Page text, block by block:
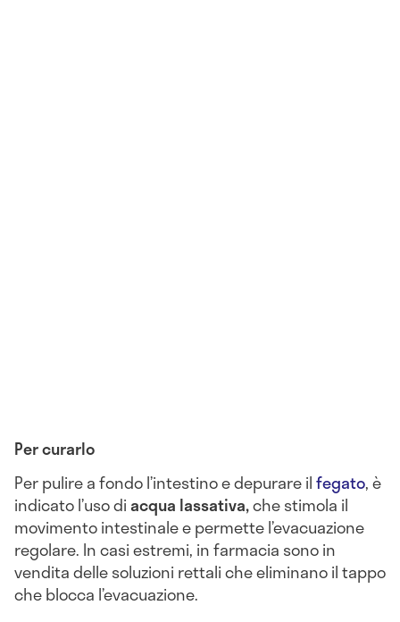
Per curarlo
Per pulire a fondo l’intestino e depurare ilfegato, è
indicato l’uso diacqua lassativa,che stimola il
movimento intestinale e permette l’evacuazione
regolare. In casi estremi, in farmacia sono in
vendita delle soluzioni rettali che eliminano il tappo
che blocca l’evacuazione.